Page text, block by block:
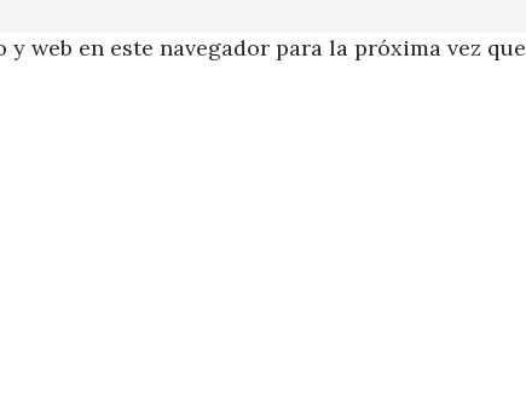
web en este navegador para la próxima vez que